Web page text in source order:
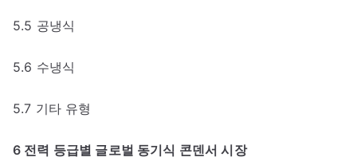
5.5 공냉식
5.6 수냉식
5.7 기타 유형
6 전력 등급별 글로벌 동기식 콘덴서 시장